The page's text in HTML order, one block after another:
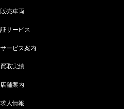
販売車両
サービス
ービス案内
買取実績
店舗案内
求人情報